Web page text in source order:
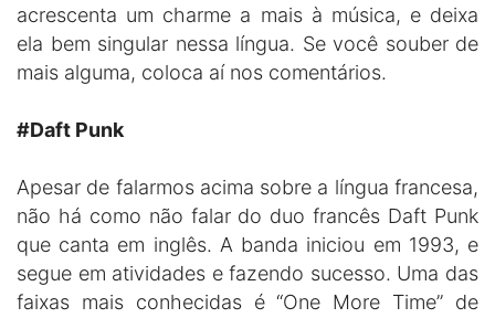
acrescenta um charme a mais à música, e deixa
ela bem singular nessa língua. Se você souber de
mais alguma, coloca aí nos comentários.
#Daft Punk
Apesar de falarmos acima sobre a língua francesa,
não há como não falar do duo francês Daft Punk
que canta em inglês. A banda iniciou em 1993, e
segue em atividades e fazendo sucesso. Uma das
faixas mais conhecidas é “One More Time” de